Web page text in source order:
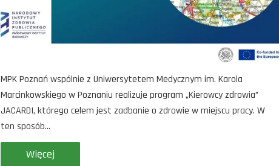
MPK Poznań wspólnie z Uniwersytetem Medycznym im. Karola
Marcinkowskiego w Poznaniu realizuje program „Kierowcy zdrowia”
JACARDI, którego celem jest zadbanie o zdrowie w miejscu pracy. W
ten sposób...
Więcej